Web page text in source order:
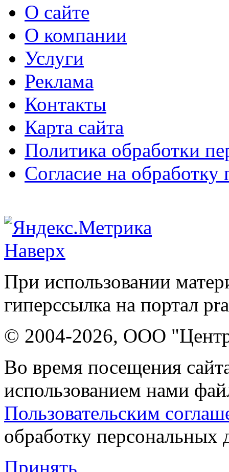
О сайте
О компании
Услуги
Реклама
Контакты
Карта сайта
Политика обработки
Согласие на
Наверх
При использовании
гиперссылка на портал
© 2004-2026, ООО "Центр
Во время посещения
использованием нами
Пользовательским
обработку персональных
Принять